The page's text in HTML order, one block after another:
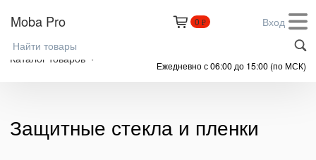
Moba Pro 0 ₽ Вход
Каталог товаров
+7 (999) 305-61-91
Ежедневно с 06:00 до 15:00 (по МСК)
Защитные стекла и пленки